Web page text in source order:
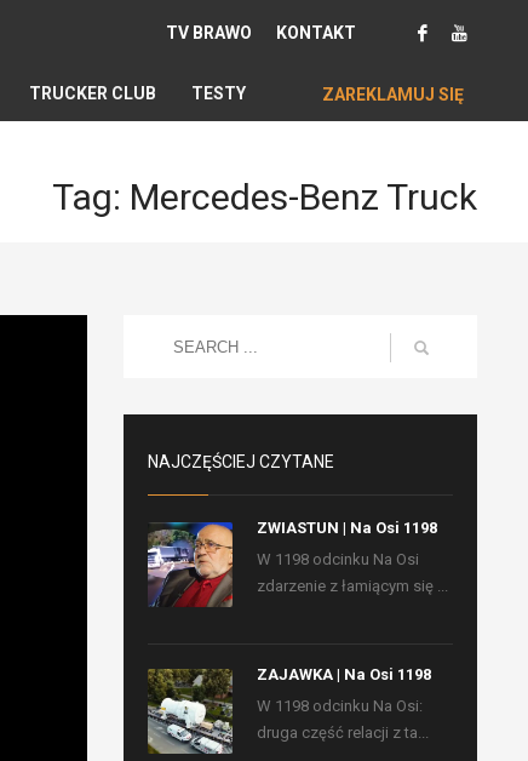
TV BRAWO KONTAKT
TRUCKER CLUB TESTY ZAREKLAMUJ SIĘ
Tag: Mercedes-Benz Truck
NAJCZĘŚCIEJ CZYTANE
ZWIASTUN | Na Osi 1198
W 1198 odcinku Na Osi
zdarzenie z łamiącym się ...
ZAJAWKA | Na Osi 1198
W 1198 odcinku Na Osi:
druga część relacji z ta...